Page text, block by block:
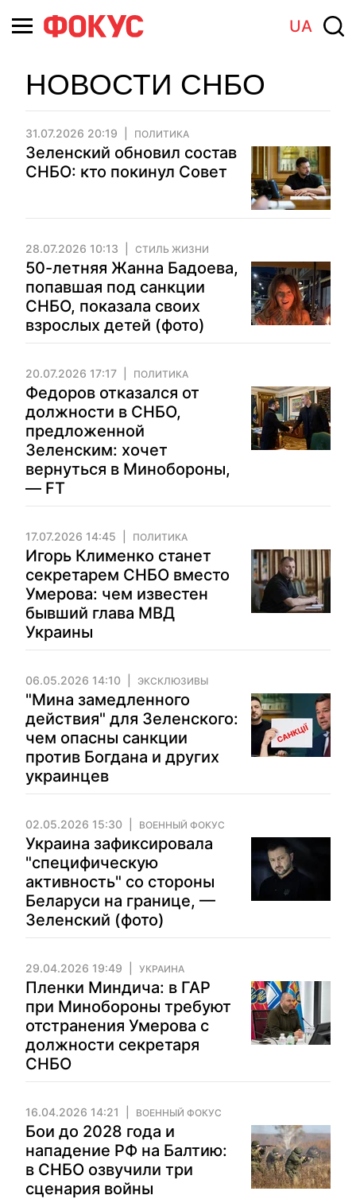
UA
НОВОСТИ СНБО
31.07.2026 20:19 ПОЛИТИКА
Зеленский обновил состав
СНБО: кто покинул Совет
28.07.2026 10:13 СТИЛЬ ЖИЗНИ
50-летняя Жанна Бадоева,
попавшая под санкции
СНБО, показала своих
взрослых детей (фото)
20.07.2026 17:17 ПОЛИТИКА
Федоров отказался от
должности в СНБО,
предложенной
Зеленским: хочет
вернуться в Минобороны,
— FT
17.07.2026 14:45 ПОЛИТИКА
Игорь Клименко станет
секретарем СНБО вместо
Умерова: чем известен
бывший глава МВД
Украины
06.05.2026 14:10 ЭКСКЛЮЗИВЫ
"Мина замедленного
действия" для Зеленского:
чем опасны санкции
против Богдана и других
украинцев
02.05.2026 15:30 ВОЕННЫЙ ФОКУС
Украина зафиксировала
"специфическую
активность" со стороны
Беларуси на границе, —
Зеленский (фото)
29.04.2026 19:49 УКРАИНА
Пленки Миндича: в ГАР
при Минобороны требуют
отстранения Умерова с
должности секретаря
СНБО
16.04.2026 14:21 ВОЕННЫЙ ФОКУС
Бои до 2028 года и
нападение РФ на Балтию:
в СНБО озвучили три
сценария войны